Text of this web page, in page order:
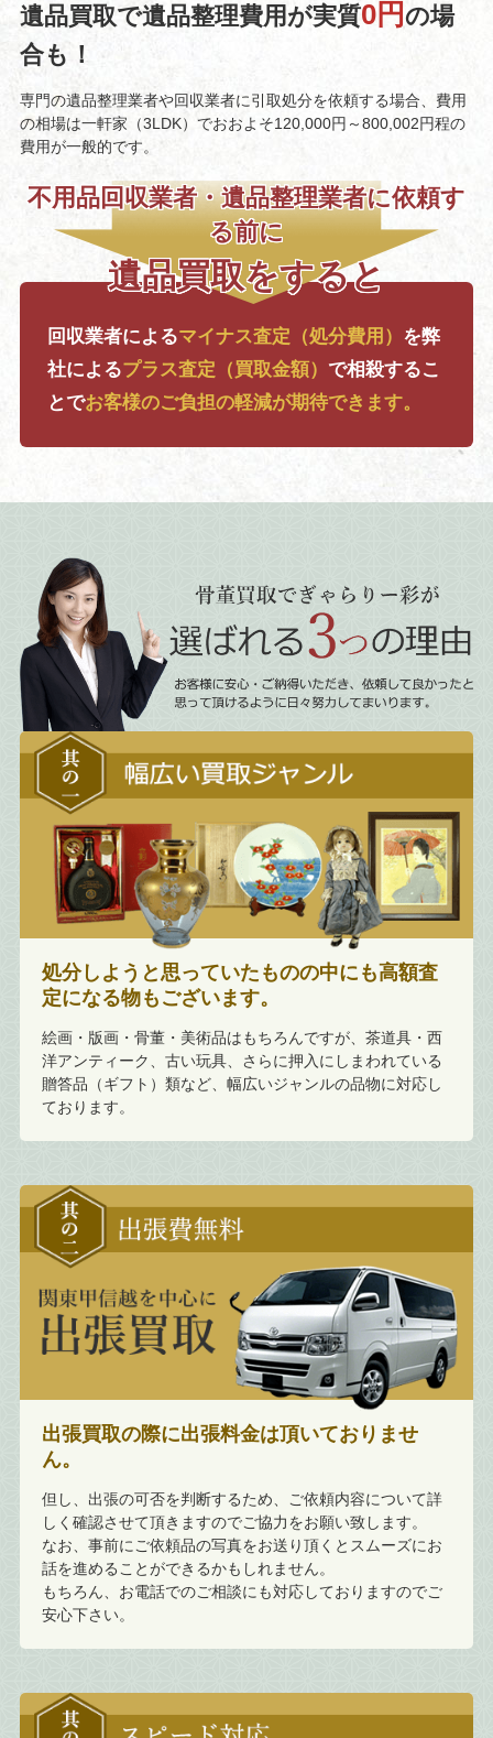
遺品買取で遺品整理費用が実質0円 の場
合も！
専門の遺品整理業者や回収業者に引取処分を依頼する場合、費用
の相場は一軒家（3LDK）でおおよそ120,000円～800,002円程の
費用が一般的です。
不用品回収業者・遺品整理業者に依頼す
る前に
遺品買取をすると
回収業者によるマイナス査定（処分費用） を弊
社によるプラス査定（買取金額） で相殺するこ
とでお客様のご負担の軽減が期待できます。
処分しようと思っていたものの中にも高額査
定になる物もございます。
絵画・版画・骨董・美術品はもちろんですが、茶道具・西
洋アンティーク、古い玩具、さらに押入にしまわれている
贈答品（ギフト）類など、幅広いジャンルの品物に対応し
ております。
出張買取の際に出張料金は頂いておりませ
ん。
但し、出張の可否を判断するため、ご依頼内容について詳
しく確認させて頂きますのでご協力をお願い致します。
なお、事前にご依頼品の写真をお送り頂くとスムーズにお
話を進めることができるかもしれません。
もちろん、お電話でのご相談にも対応しておりますのでご
安心下さい。